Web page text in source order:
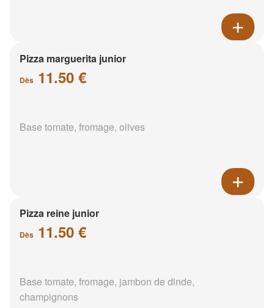
Pizza marguerita junior
Dès 11.50 €
Base tomate, fromage, olives
Pizza reine junior
Dès 11.50 €
Base tomate, fromage, jambon de dinde,
champignons